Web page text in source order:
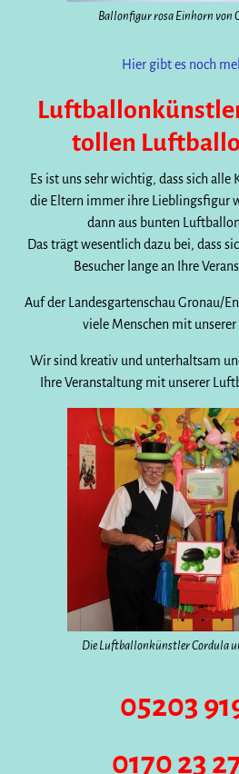
Ballonfigur rosa Einhorn von
Hier gibt es noch
tollen
Es ist uns sehr wichtig, dass sich
die Eltern immer ihre Lieblingsfigur
dann aus bunten
Das trägt wesentlich dazu bei, dass
Besucher lange an Ihre
Auf der Landesgartenschau Gronau/
viele Menschen mit unserer
Wir sind kreativ und unterhaltsam
Ihre Veranstaltung mit unserer
Die Luftballonkünstler Cordula
05203
0170 23